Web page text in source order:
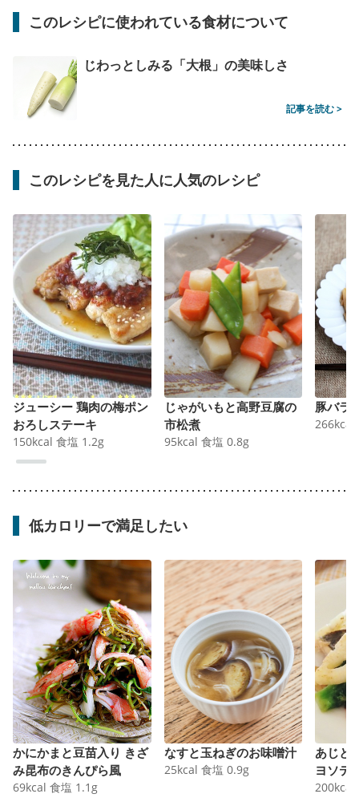
このレシピに使われている食材について
じわっとしみる「大根」の美味しさ
記事を読む >
このレシピを見た人に人気のレシピ
ジューシー 鶏肉の梅ポン
おろしステーキ
150kcal 食塩 1.2g
じゃがいもと高野豆腐の
市松煮
95kcal 食塩 0.8g
豚バラ
266kcal
低カロリーで満足したい
かにかまと豆苗入り きざ
み昆布のきんぴら風
69kcal 食塩 1.1 g
なすと玉ねぎのお味噌汁
25kcal 食塩 0.9g
あじと
ヨソテ
200kcal